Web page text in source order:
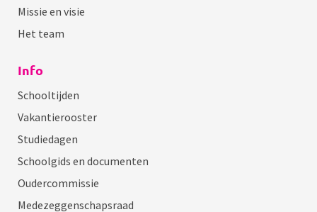
Missie en visie
Het team
Info
Schooltijden
Vakantierooster
Studiedagen
Schoolgids en documenten
Oudercommissie
Medezeggenschapsraad